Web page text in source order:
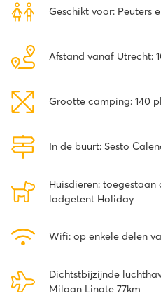
ijskoude water van Santino
omliggende bergen zijn
Voor een leuke dagtrip vanuit
een van de topbestemmingen.
Sacro Monte, loop door de
een boottocht naar het stilte
De dag wordt afgesloten met
del Pescone om lekker af te
Bekijk op je gemak de
Okay Lido en boek direct online,
vakantie aan het Lago Maggiore
Geschikt voor: Peuters
Afstand vanaf Utrecht:
Grootte camping: 140
In de buurt: Sesto
Huisdieren:
lodgetent Holiday
Wifi: op enkele delen
Dichtstbijzijnde
Milaan Linate 77km